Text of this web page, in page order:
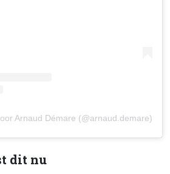
Arnaud Démare (@arnaud.demare)
dit nu